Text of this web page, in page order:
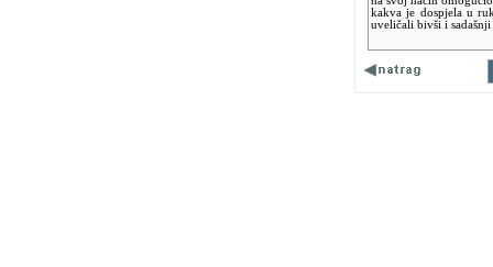
kakva je dospjela u
uveličali bivši i